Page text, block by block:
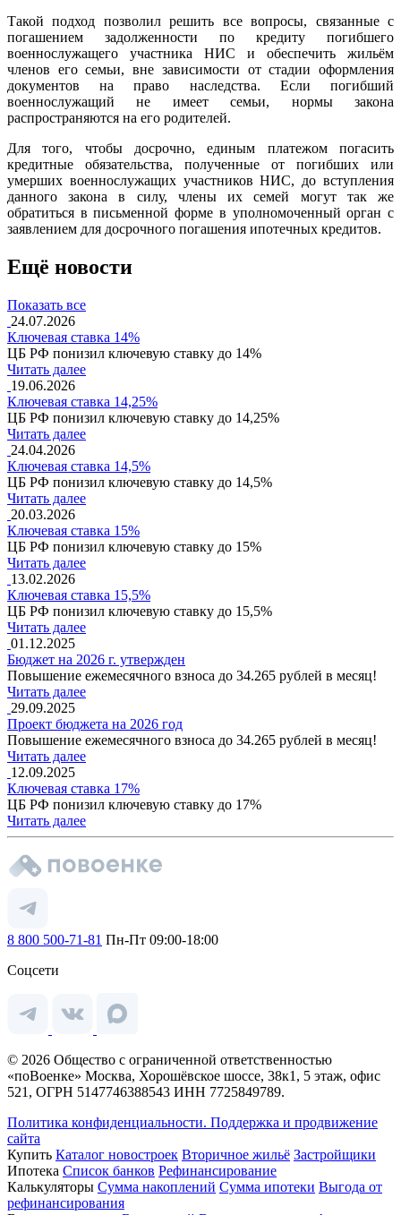
Такой подход позволил решить все вопросы, связанные с
погашением задолженности по кредиту погибшего
военнослужащего участника НИС и обеспечить жильём
членов его семьи, вне зависимости от стадии оформления
документов на право наследства. Если погибший
военнослужащий не имеет семьи, нормы закона
распространяются на его родителей.
Для того, чтобы досрочно, единым платежом погасить
кредитные обязательства, полученные от погибших или
умерших военнослужащих участников НИС, до вступления
данного закона в силу, члены их семей могут так же
обратиться в письменной форме в уполномоченный орган с
заявлением для досрочного погашения ипотечных кредитов.
Ещё новости
Показать все
24.07.2026
Ключевая ставка 14%
ЦБ РФ понизил ключевую ставку до 14%
Читать далее
19.06.2026
Ключевая ставка 14,25%
ЦБ РФ понизил ключевую ставку до 14,25%
Читать далее
24.04.2026
Ключевая ставка 14,5%
ЦБ РФ понизил ключевую ставку до 14,5%
Читать далее
20.03.2026
Ключевая ставка 15%
ЦБ РФ понизил ключевую ставку до 15%
Читать далее
13.02.2026
Ключевая ставка 15,5%
ЦБ РФ понизил ключевую ставку до 15,5%
Читать далее
01.12.2025
Бюджет на 2026 г. утвержден
Повышение ежемесячного взноса до 34.265 рублей в месяц!
Читать далее
29.09.2025
Проект бюджета на 2026 год
Повышение ежемесячного взноса до 34.265 рублей в месяц!
Читать далее
12.09.2025
Ключевая ставка 17%
ЦБ РФ понизил ключевую ставку до 17%
Читать далее
8 800 500-71-81 Пн-Пт 09:00-18:00
Соцсети
© 2026 Общество с ограниченной ответственностью
«поВоенке» Москва, Хорошёвское шоссе, 38к1, 5 этаж, офис
521, ОГРН 5147746388543 ИНН 7725849789.
Политика конфиденциальности. Поддержка и продвижение
сайта
Купить Каталог новостроек Вторичное жильё Застройщики
Ипотека Список банков Рефинансирование
Калькуляторы Сумма накоплений Сумма ипотеки Выгода от
рефинансирования